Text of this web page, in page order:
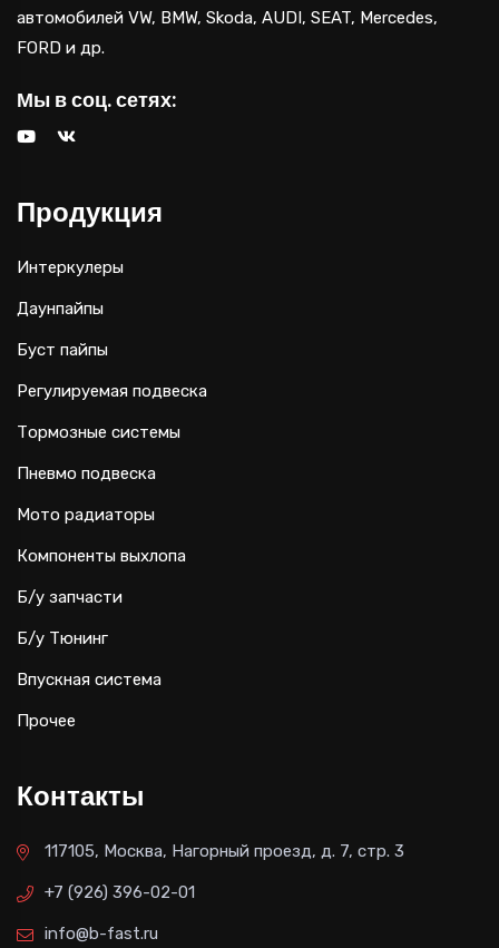
автомобилей VW, BMW, Skoda, AUDI, SEAT, Mercedes,
FORD и др.
Мы в соц. сетях:
Продукция
Интеркулеры
Даунпайпы
Буст пайпы
Регулируемая подвеска
Тормозные системы
Пневмо подвеска
Мото радиаторы
Компоненты выхлопа
Б/у запчасти
Б/у Тюнинг
Впускная система
Прочее
Контакты
117105, Москва, Нагорный проезд, д. 7, стр. 3
+7 (926) 396-02-01
info@b-fast.ru